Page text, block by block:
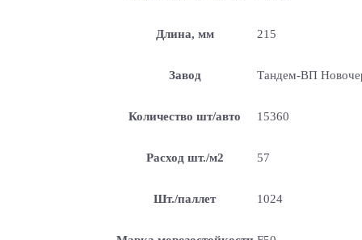
Длина, мм 215
Завод Тандем-ВП
Количество шт/авто 15360
Расход шт./м2 57
Шт./паллет 1024